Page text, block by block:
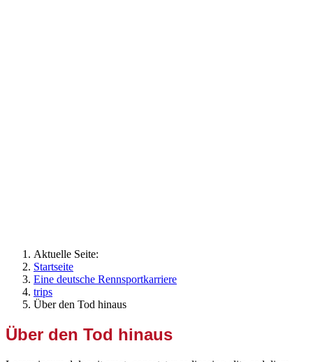
Aktuelle Seite:
Startseite
Eine deutsche Rennsportkarriere
trips
Über den Tod hinaus
Über den Tod hinaus